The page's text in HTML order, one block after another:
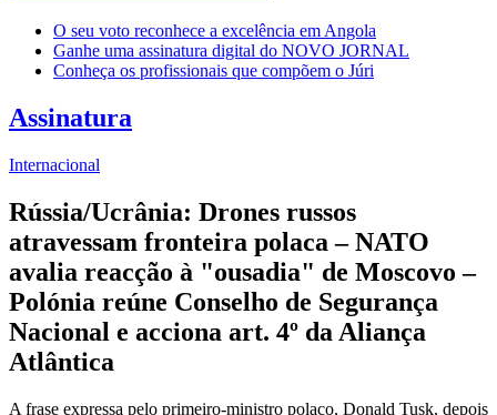
O seu voto reconhece a excelência em Angola
Ganhe uma assinatura digital do NOVO JORNAL
Conheça os profissionais que compõem o Júri
Assinatura
Internacional
Rússia/Ucrânia: Drones russos
atravessam fronteira polaca – NATO
avalia reacção à "ousadia" de Moscovo –
Polónia reúne Conselho de Segurança
Nacional e acciona art. 4º da Aliança
Atlântica
A frase expressa pelo primeiro-ministro polaco, Donald Tusk, depois